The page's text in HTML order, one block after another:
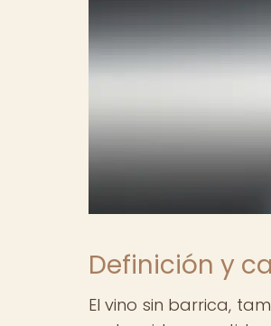
Definición y
El vino sin barrica,